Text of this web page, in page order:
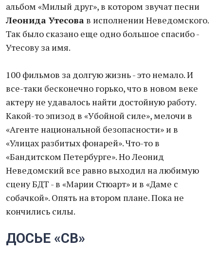
альбом «Милый друг», в котором звучат песни
Леонида Утесова в исполнении Неведомского.
Так было сказано еще одно большое спасибо -
Утесову за имя.
100 фильмов за долгую жизнь - это немало. И
все-таки бесконечно горько, что в новом веке
актеру не удавалось найти достойную работу.
Какой-то эпизод в «Убойной силе», мелочи в
«Агенте национальной безопасности» и в
«Улицах разбитых фонарей». Что-то в
«Бандитском Петербурге». Но Леонид
Неведомский все равно выходил на любимую
сцену БДТ - в «Марии Стюарт» и в «Даме с
собачкой». Опять на втором плане. Пока не
кончились силы.
ДОСЬЕ «СВ»